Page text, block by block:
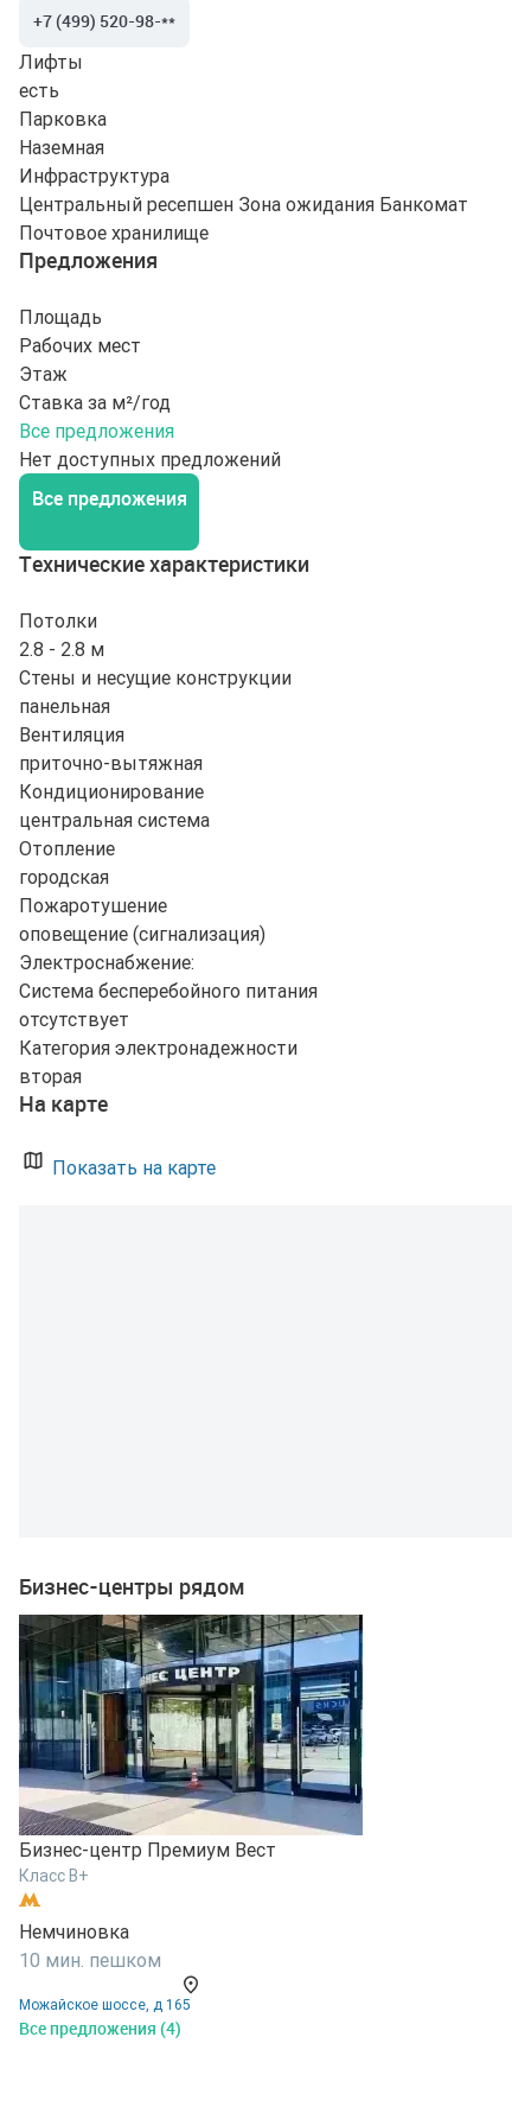
+7 (499) 520-98-**
Лифты
есть
Парковка
Наземная
Инфраструктура
Центральный ресепшен Зона ожидания Банкомат
Почтовое хранилище
Предложения
Площадь
Рабочих мест
Этаж
Ставка за м²/год
Все предложения
Нет доступных предложений
Все предложения
Технические характеристики
Потолки
2.8 - 2.8 м
Стены и несущие конструкции
панельная
Вентиляция
приточно-вытяжная
Кондиционирование
центральная система
Отопление
городская
Пожаротушение
оповещение (сигнализация)
Электроснабжение:
Система бесперебойного питания
отсутствует
Категория электронадежности
вторая
На карте
Показать на карте
Бизнес-центры рядом
Бизнес-центр Премиум Вест
Класс B+
Немчиновка
10 мин. пешком
Можайское шоссе, д 165
Все предложения (4)